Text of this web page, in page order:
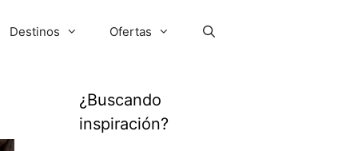
Destinos Ofertas
¿Buscando
inspiración?